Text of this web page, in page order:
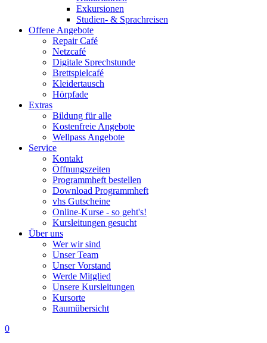
Exkursionen
Studien- & Sprachreisen
Offene Angebote
Repair Café
Netzcafé
Digitale Sprechstunde
Brettspielcafé
Kleidertausch
Hörpfade
Extras
Bildung für alle
Kostenfreie Angebote
Wellpass Angebote
Service
Kontakt
Öffnungszeiten
Programmheft bestellen
Download Programmheft
vhs Gutscheine
Online-Kurse - so geht's!
Kursleitungen gesucht
Über uns
Wer wir sind
Unser Team
Unser Vorstand
Werde Mitglied
Unsere Kursleitungen
Kursorte
Raumübersicht
0